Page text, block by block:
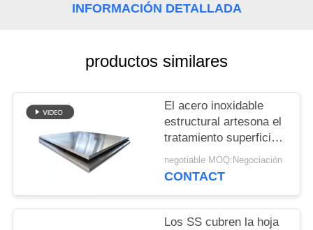
SOLICITAR
MAPA
SITIO
PRIVACY
POLICY
INFORMACIÓN DETALLADA
productos similares
El acero inoxidable
estructural artesona el
tratamiento superficial
de encargo de la alta
dureza segura de la
negotiable MOQ:Negociación
CONTACT
Los SS cubren la hoja